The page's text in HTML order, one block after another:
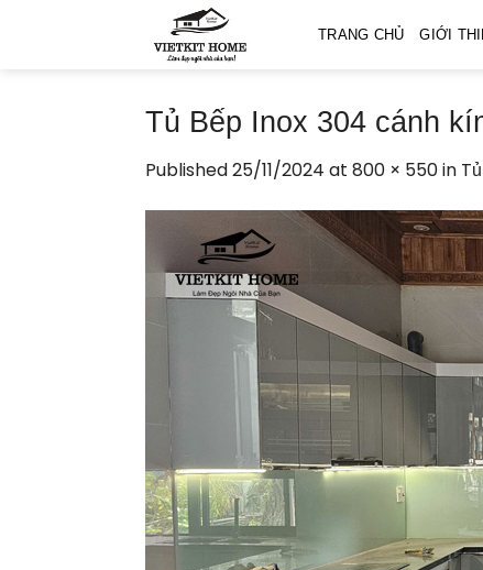
TRANG CHỦ GIỚI
Tủ Bếp Inox 304 cánh
Published25/11/2024 at 800 × 550in